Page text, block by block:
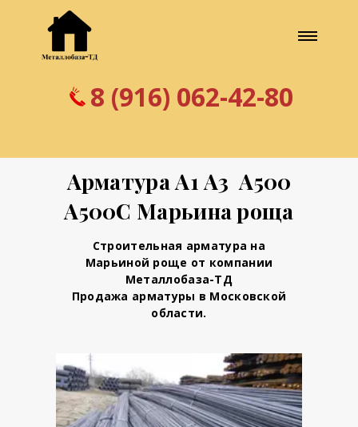
8 (916) 062-42-80
Арматура А1 А3 А500
А500С Марьина роща
Строительная арматура на
Марьиной роще от компании
Металлобаза-ТД
Продажа арматуры в Московской
области.